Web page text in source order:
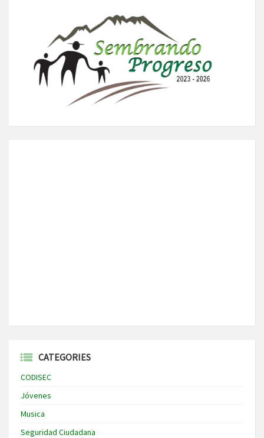
CATEGORIES
CODISEC
Jóvenes
Musica
Seguridad Ciudadana